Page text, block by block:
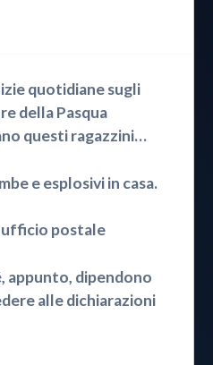
quotidiane sugli
della Pasqua
questi ragazzini…
e esplosivi in casa.
ufficio postale
appunto, dipendono
alle dichiarazioni